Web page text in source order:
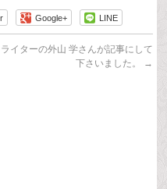
Google+ LINE
ライターの外山 学さんが記事にして
下さいました。
→